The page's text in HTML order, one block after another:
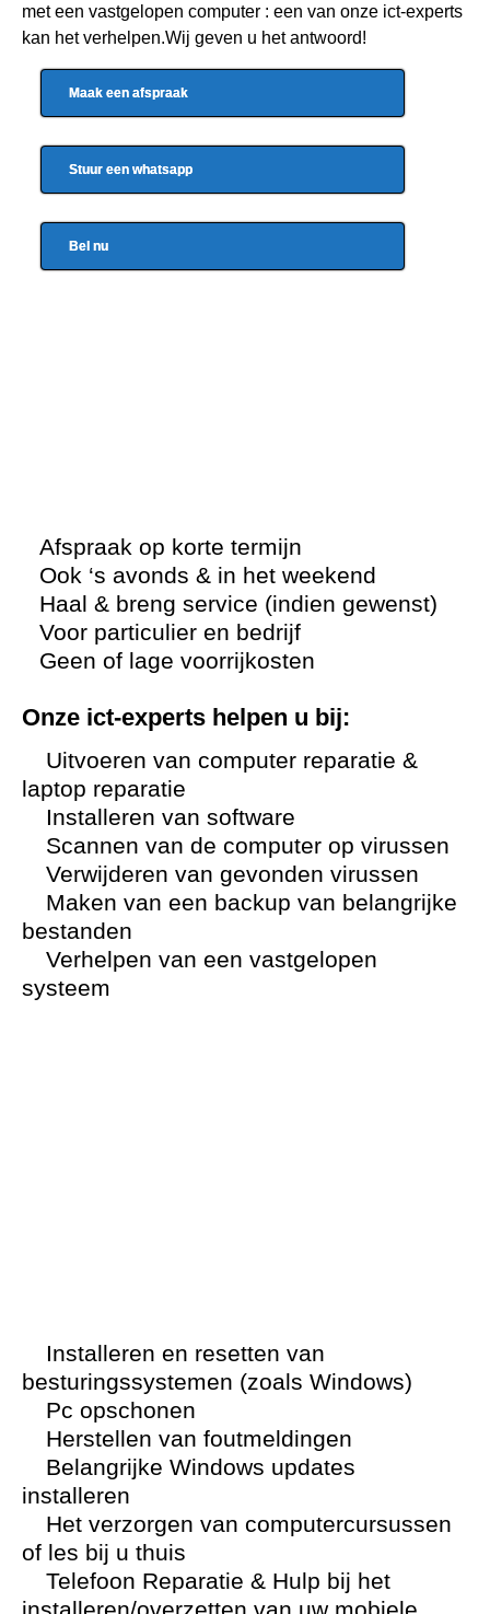
met een vastgelopen computer : een van onze ict-experts
kan het verhelpen.Wij geven u het antwoord!
Maak een afspraak
Stuur een whatsapp
Bel nu
Afspraak op korte termijn
Ook ‘s avonds & in het weekend
Haal & breng service (indien gewenst)
Voor particulier en bedrijf
Geen of lage voorrijkosten
Onze ict-experts helpen u bij:
Uitvoeren van computer reparatie &
laptop reparatie
Installeren van software
Scannen van de computer op virussen
Verwijderen van gevonden virussen
Maken van een backup van belangrijke
bestanden
Verhelpen van een vastgelopen
systeem
Installeren en resetten van
besturingssystemen (zoals Windows)
Pc opschonen
Herstellen van foutmeldingen
Belangrijke Windows updates
installeren
Het verzorgen van computercursussen
of les bij u thuis
Telefoon Reparatie & Hulp bij het
installeren/overzetten van uw mobiele